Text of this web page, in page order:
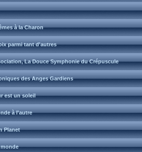
à la Charon
parmi tant d'autres
La Douce Symphonie du Crépuscule
des Anges Gardiens
est un soleil
à l'autre
Planet